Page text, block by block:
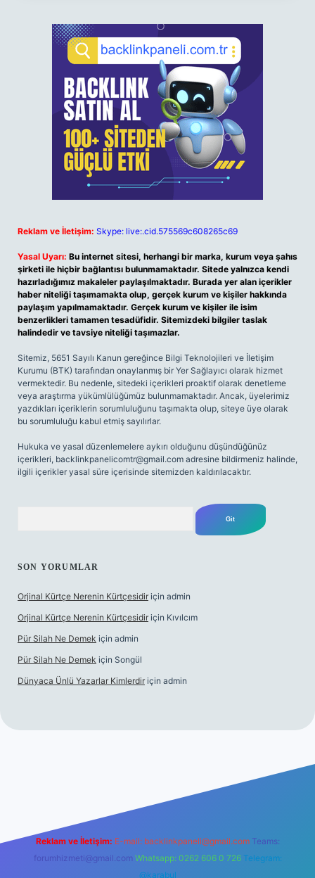
Reklam ve İletişim: Skype: live:.cid.575569c608265c69
Yasal Uyarı: Bu internet sitesi, herhangi bir marka, kurum veya şahıs
şirketi ile hiçbir bağlantısı bulunmamaktadır. Sitede yalnızca kendi
hazırladığımız makaleler paylaşılmaktadır. Burada yer alan içerikler
haber niteliği taşımamakta olup, gerçek kurum ve kişiler hakkında
paylaşım yapılmamaktadır. Gerçek kurum ve kişiler ile isim
benzerlikleri tamamen tesadüfidir. Sitemizdeki bilgiler taslak
halindedir ve tavsiye niteliği taşımazlar.
Sitemiz, 5651 Sayılı Kanun gereğince Bilgi Teknolojileri ve İletişim
Kurumu (BTK) tarafından onaylanmış bir Yer Sağlayıcı olarak hizmet
vermektedir. Bu nedenle, sitedeki içerikleri proaktif olarak denetleme
veya araştırma yükümlülüğümüz bulunmamaktadır. Ancak, üyelerimiz
yazdıkları içeriklerin sorumluluğunu taşımakta olup, siteye üye olarak
bu sorumluluğu kabul etmiş sayılırlar.
Hukuka ve yasal düzenlemelere aykırı olduğunu düşündüğünüz
içerikleri, backlinkpanelicomtr@gmail.com adresine bildirmeniz halinde,
ilgili içerikler yasal süre içerisinde sitemizden kaldırılacaktır.
SON YORUMLAR
Orjinal Kürtçe Nerenin Kürtçesidir için admin
Orjinal Kürtçe Nerenin Kürtçesidir için Kıvılcım
Pür Silah Ne Demek için admin
Pür Silah Ne Demek için Songül
Dünyaca Ünlü Yazarlar Kimlerdir için admin
Reklam ve İletişim: E-mail: backlinkpaneli@gmail.com Teams:
forumhizmeti@gmail.com Whatsapp: 0262 606 0 726 Telegram:
@karabul